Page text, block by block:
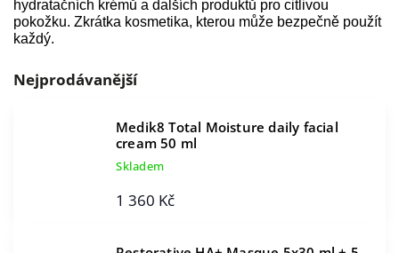
hydratačních krémů a dalších produktů pro citlivou
pokožku. Zkrátka kosmetika, kterou může bezpečně použít
každý.
Nejprodávanější
Medik8 Total Moisture daily facial
cream 50 ml
Skladem
1 360 Kč